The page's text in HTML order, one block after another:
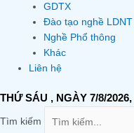
GDTX
Đào tạo nghề LDNT
Nghề Phổ thông
Khác
Liên hệ
THỨ SÁU , NGÀY 7/8/2026,
Tìm kiếm